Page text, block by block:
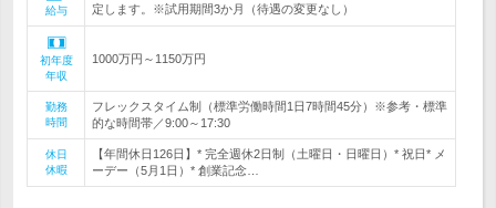
給与
定します。※試用期間3か月（待遇の変更なし）
初年度
年収
1000万円～1150万円
勤務
時間
フレックスタイム制（標準労働時間1日7時間45分）※参考・標準
的な時間帯／9:00～17:30
休日
休暇
【年間休日126日】* 完全週休2日制（土曜日・日曜日）* 祝日* メ
ーデー（5月1日）* 創業記念…